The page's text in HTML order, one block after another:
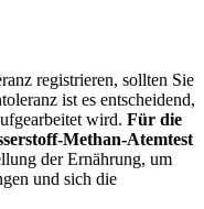
registrieren, sollten Sie
ist es entscheidend,
wird. Für die
Methan-Atemtest
der Ernährung, um
und sich die